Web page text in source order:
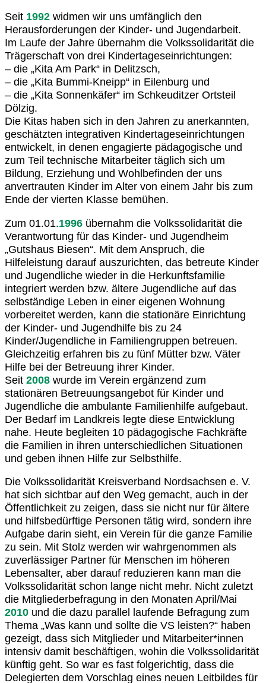
Seit 1992 widmen wir uns umfänglich den
Herausforderungen der Kinder- und Jugendarbeit.
Im Laufe der Jahre übernahm die Volkssolidarität die
Trägerschaft von drei Kindertageseinrichtungen:
– die „Kita Am Park“ in Delitzsch,
– die „Kita Bummi-Kneipp“ in Eilenburg und
– die „Kita Sonnenkäfer“ im Schkeuditzer Ortsteil
Dölzig.
Die Kitas haben sich in den Jahren zu anerkannten,
geschätzten integrativen Kindertageseinrichtungen
entwickelt, in denen engagierte pädagogische und
zum Teil technische Mitarbeiter täglich sich um
Bildung, Erziehung und Wohlbefinden der uns
anvertrauten Kinder im Alter von einem Jahr bis zum
Ende der vierten Klasse bemühen.
Zum 01.01.1996 übernahm die Volkssolidarität die
Verantwortung für das Kinder- und Jugendheim
„Gutshaus Biesen“. Mit dem Anspruch, die
Hilfeleistung darauf auszurichten, das betreute Kinder
und Jugendliche wieder in die Herkunftsfamilie
integriert werden bzw. ältere Jugendliche auf das
selbständige Leben in einer eigenen Wohnung
vorbereitet werden, kann die stationäre Einrichtung
der Kinder- und Jugendhilfe bis zu 24
Kinder/Jugendliche in Familiengruppen betreuen.
Gleichzeitig erfahren bis zu fünf Mütter bzw. Väter
Hilfe bei der Betreuung ihrer Kinder.
Seit 2008 wurde im Verein ergänzend zum
stationären Betreuungsangebot für Kinder und
Jugendliche die ambulante Familienhilfe aufgebaut.
Der Bedarf im Landkreis legte diese Entwicklung
nahe. Heute begleiten 10 pädagogische Fachkräfte
die Familien in ihren unterschiedlichen Situationen
und geben ihnen Hilfe zur Selbsthilfe.
Die Volkssolidarität Kreisverband Nordsachsen e. V.
hat sich sichtbar auf den Weg gemacht, auch in der
Öffentlichkeit zu zeigen, dass sie nicht nur für ältere
und hilfsbedürftige Personen tätig wird, sondern ihre
Aufgabe darin sieht, ein Verein für die ganze Familie
zu sein. Mit Stolz werden wir wahrgenommen als
zuverlässiger Partner für Menschen im höheren
Lebensalter, aber darauf reduzieren kann man die
Volkssolidarität schon lange nicht mehr. Nicht zuletzt
die Mitgliederbefragung in den Monaten April/Mai
2010 und die dazu parallel laufende Befragung zum
Thema „Was kann und sollte die VS leisten?“ haben
gezeigt, dass sich Mitglieder und Mitarbeiter*innen
intensiv damit beschäftigen, wohin die Volkssolidarität
künftig geht. So war es fast folgerichtig, dass die
Delegierten dem Vorschlag eines neuen Leitbildes für